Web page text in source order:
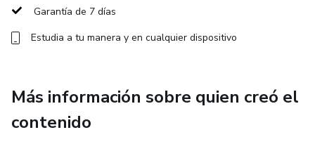
áreas de tu vida, desde tu salud física y mental hasta tu
rendimiento laboral y relaciones sociales.
fitness y la salud, hemos diseñado estratégicamente
lecciones prácticas y desafiantes. No solo te empaparás
Garantía de 7 días
Estudia a tu manera y en cualquier dispositivo
Más información sobre quien creó el
contenido